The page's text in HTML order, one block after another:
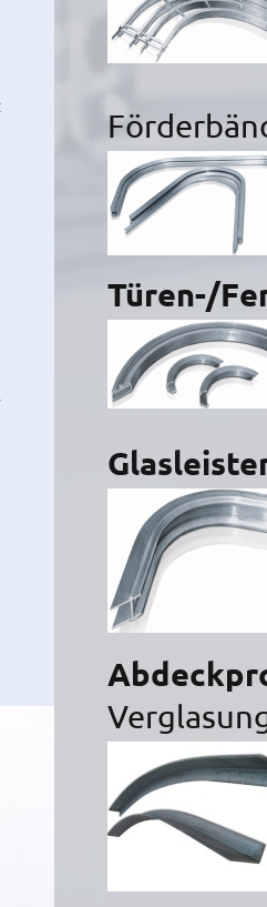
Türen-/